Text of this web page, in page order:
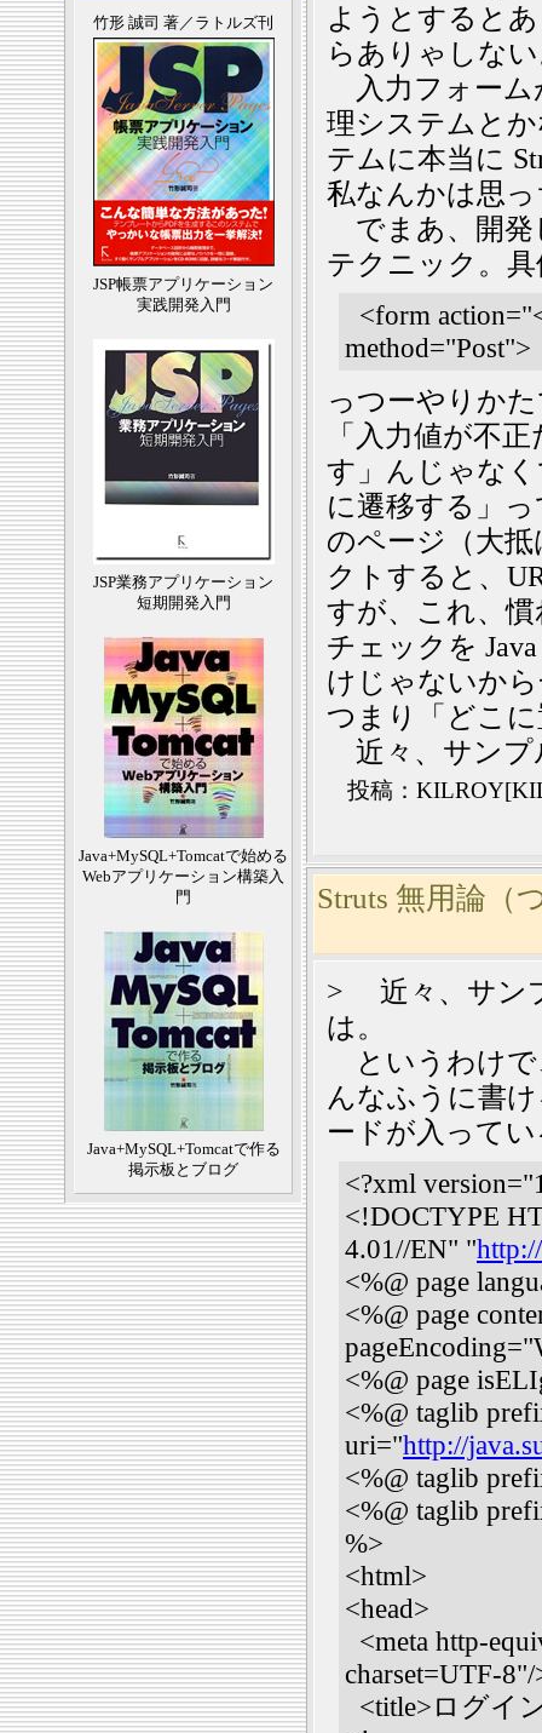
竹形 誠司 著／ラトルズ刊
JSP帳票アプリケーション
実践開発入門
JSP業務アプリケーション
短期開発入門
Java+MySQL+Tomcatで始める
Webアプリケーション構築入
門
Java+MySQL+Tomcatで作る
掲示板とブログ
ようとすると
らありゃしな
入力フォーム
理システムと
テムに本当に
私なんかは思
でまあ、開発
テクニック。
<form
method="Post">
っつーやりか
「入力値が不
す」んじゃな
に遷移する」
のページ（大
クトすると、
すが、これ、
チェックを
けじゃないか
つまり「どこ
近々、サンプ
投稿：
Struts 無用論（
> 近々、サン
は。
というわけで
んなふうに書
ードが入って
<?xml
<!DOCTYPE
4.01//EN" "
<%@ page
<%@ page
<%@ page
<%@ taglib
uri="http://
<%@ taglib
<%@ taglib
%>
<html>
<head>
<meta http-
charset=UTF-8"/
<title>ログイ